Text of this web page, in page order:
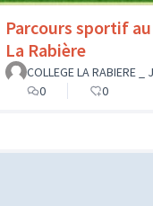
Parcours sportif
La Rabière
COLLEGE LA RABIERE _
0
0